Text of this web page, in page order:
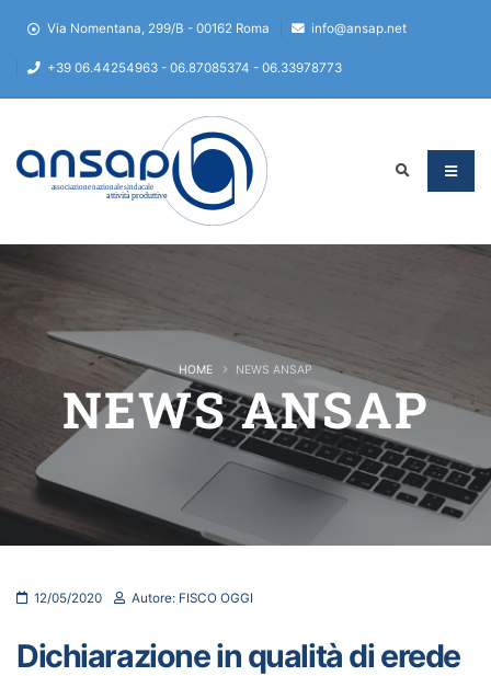
Via Nomentana, 299/B - 00162 Roma info@ansap.net
+39 06.44254963 - 06.87085374 - 06.33978773
NEWS ANSAP
HOME NEWS ANSAP
12/05/2020 Autore: FISCO OGGI
Dichiarazione in qualità di erede